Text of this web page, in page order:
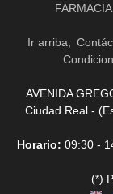
Ir arriba
AVENIDA
Ciudad Real -
Horario: 09:30 -
(*)